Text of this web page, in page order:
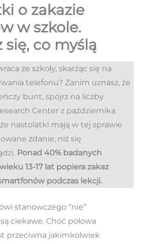
o zakazie
w szkole.
się, co myślą
ze szkoły, skarżąc się na
telefonu? Zanim uznasz, że
bunt, spójrz na liczby.
Center z października
nastolatki mają w tej sprawie
zdanie, niż się
Ponad 40% badanych
13-17 lat popiera zakaz
podczas lekcji.
stanowczego “nie”
ciekawe. Choć połowa
przeciwna jakimkolwiek